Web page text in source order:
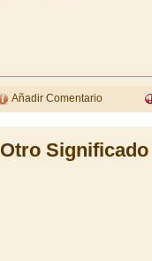
Añadir Comentario
Otro